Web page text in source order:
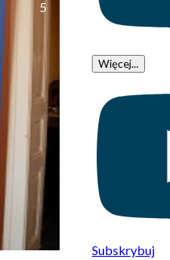
5
Więcej...
Subskrybuj